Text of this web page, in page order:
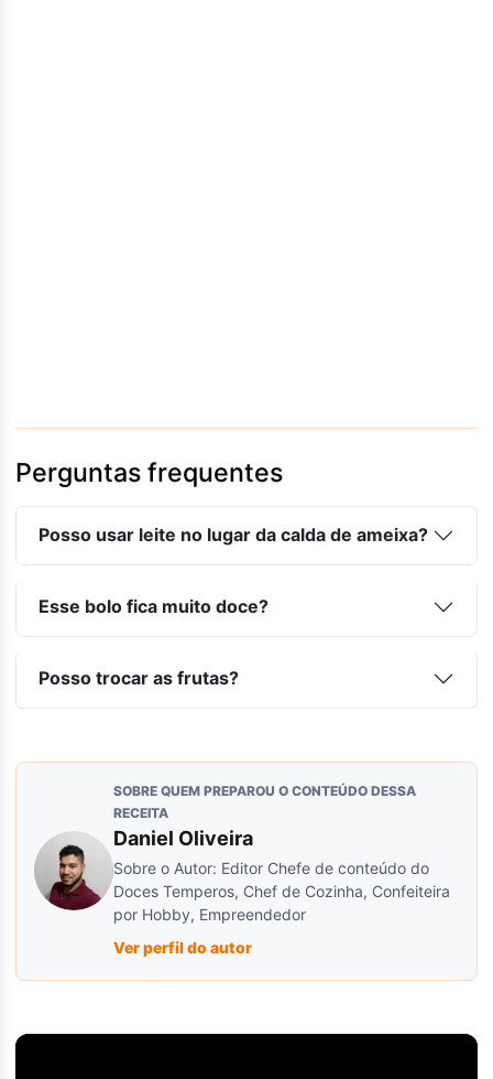
Perguntas frequentes
Posso usar leite no lugar da calda de ameixa?
Esse bolo fica muito doce?
Posso trocar as frutas?
SOBRE QUEM PREPAROU O CONTEÚDO DESSA
RECEITA
Daniel Oliveira
Sobre o Autor: Editor Chefe de conteúdo do
Doces Temperos, Chef de Cozinha, Confeiteira
por Hobby, Empreendedor
Ver perfil do autor